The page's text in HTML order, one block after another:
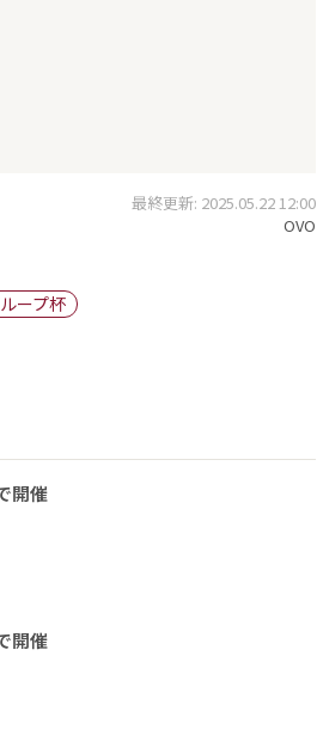
最終更新: 2025.05.22 12:00
OVO
ープ杯
開催
開催